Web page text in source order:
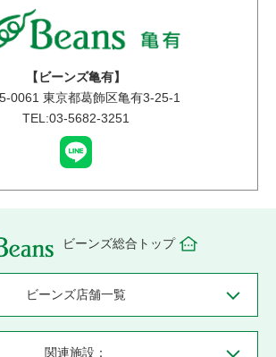
【ビーンズ亀有】
0061 東京都葛飾区亀有3-25-1
TEL:03-5682-3251
ビーンズ総合トップ
ビーンズ店舗一覧
関連施設：